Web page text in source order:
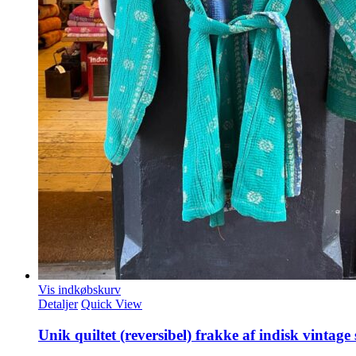
Vis indkøbskurv
Detaljer Quick View
Unik quiltet (reversibel) frakke af indisk vintage